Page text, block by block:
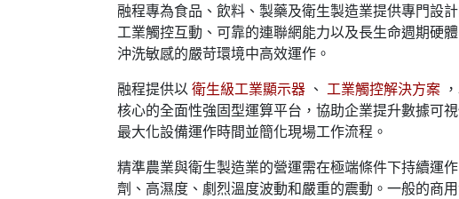
融程專為食品、飲料、製藥及衛生製造業提供專門設
工業觸控互動、可靠的連聯網能力以及長生命週期硬
沖洗敏感的嚴苛環境中高效運作。
融程提供以衛生級工業顯示器 、 工業觸控解決方案
核心的全面性強固型運算平台，協助企業提升數據可
最大化設備運作時間並簡化現場工作流程。
精準農業與衛生製造業的營運需在極端條件下持續運
劑、高濕度、劇烈溫度波動和嚴重的震動。一般的商